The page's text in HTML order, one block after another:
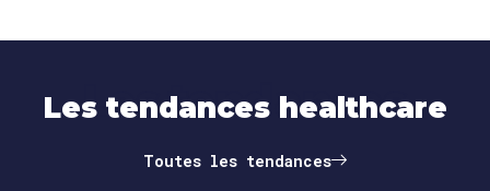
Les tendances
Les tendances healthcare
Toutes les tendances